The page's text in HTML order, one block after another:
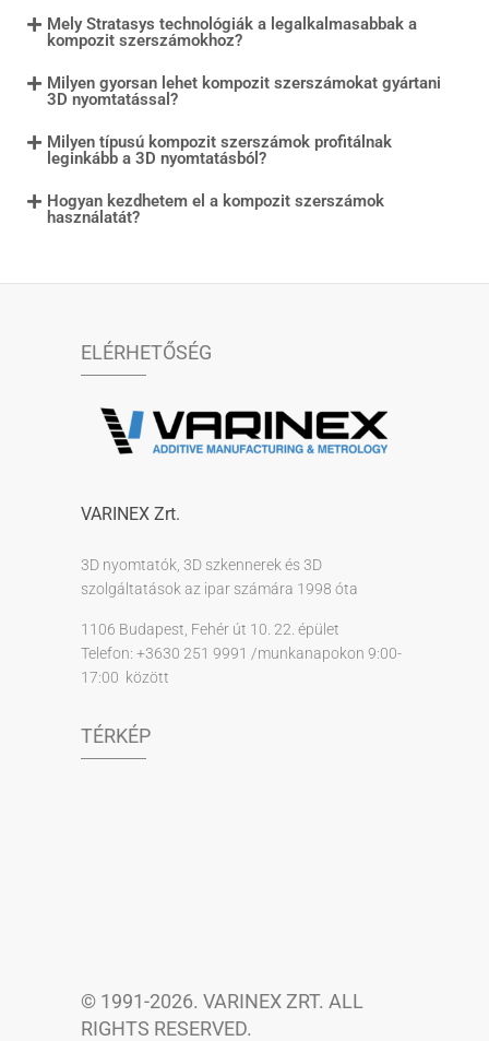
Mely Stratasys technológiák a legalkalmasabbak a
kompozit szerszámokhoz?
Milyen gyorsan lehet kompozit szerszámokat gyártani
3D nyomtatással?
Milyen típusú kompozit szerszámok profitálnak
leginkább a 3D nyomtatásból?
Hogyan kezdhetem el a kompozit szerszámok
használatát?
ELÉRHETŐSÉG
VARINEX Zrt.
3D nyomtatók, 3D szkennerek és 3D
szolgáltatások az ipar számára 1998 óta
1106 Budapest, Fehér út 10. 22. épület
Telefon: +3630 251 9991 /munkanapokon 9:00-
17:00 között
TÉRKÉP
© 1991-2026. VARINEX ZRT. ALL
RIGHTS RESERVED.